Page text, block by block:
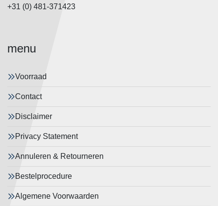
+31 (0) 481-371423
menu
Voorraad
Contact
Disclaimer
Privacy Statement
Annuleren & Retourneren
Bestelprocedure
Algemene Voorwaarden